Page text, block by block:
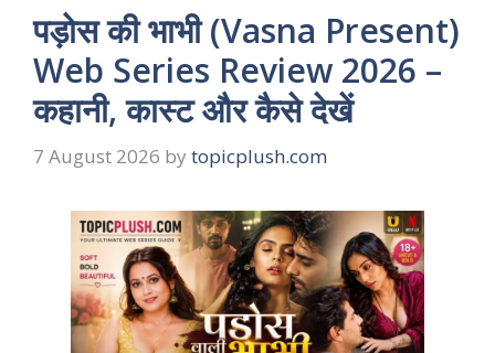
पड़ोस की भाभी (Vasna Present)
Web Series Review 2026 –
कहानी, कास्ट और कैसे देखें
7 August 2026 by topicplush.com